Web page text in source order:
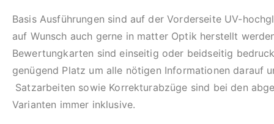
Basis Ausführungen sind auf der Vorderseite UV-
auf Wunsch auch gerne in matter Optik herstellt
Bewertungkarten sind einseitig oder beidseitig
genügend Platz um alle nötigen Informationen darauf
Satzarbeiten sowie Korrekturabzüge sind bei den
Varianten immer inklusive.